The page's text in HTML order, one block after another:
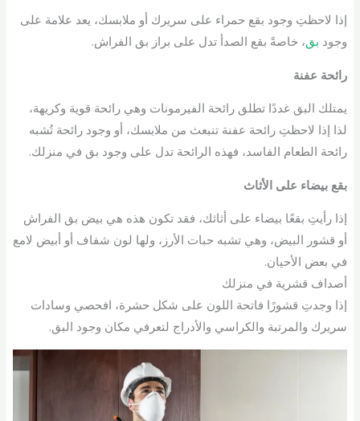
إذا لاحظتِ وجود بقع حمراء على سريرك أو ملابسك، يعد علامة على
وجود بق، خاصةً بقع الصدأ تدل على براز بق الفراش.
رائحة عفنة
يمتلك البق غددًا تطلق رائحة الفيرمونات وهي رائحة قوية وكريهة،
لذا إذا لاحظتِ رائحة عفنة تنبعث من ملابسك، أو وجود رائحة تُشبه
رائحة الطعام الفاسد، فهذه الرائحة تدل على وجود بق في منزلك.
بقع بيضاء على الأثاث
إذا رأيتِ بقعًا بيضاء على أثاثك، فقد تكون هذه هي بيض بق الفراش
أو قشور البيض، وهي تشبه حبات الأرز، ولها لون شفاف أو أبيض لامع
في بعض الأحيان.
أصداف قشرية في منزلك
إذا وجدتِ قشورًا فاتحة اللون على شكل حشرة، افحصي وسادات
سريرك والمرتبة والكراسي والأدراج لتعرفي مكان وجود البق.